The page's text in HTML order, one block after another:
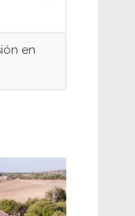
en
de
julio